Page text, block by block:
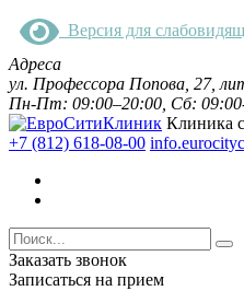
Версия для
Адреса
ул. Профессора Попова, 27,
Пн-Пт: 09:00–20:00, Сб:
Клиника
+7 (812) 618-08-00
Заказать звонок
Записаться на прием